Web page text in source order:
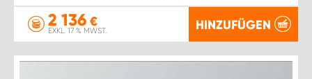
2 136 €
EXKL. 17 % MWST. HINZUFÜGEN